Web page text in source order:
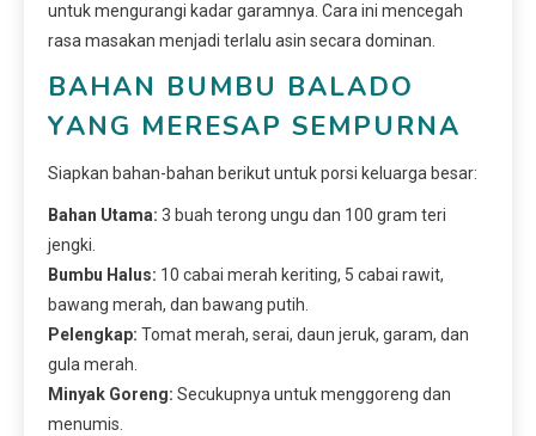
untuk mengurangi kadar garamnya. Cara ini mencegah
rasa masakan menjadi terlalu asin secara dominan.
BAHAN BUMBU BALADO
YANG MERESAP SEMPURNA
Siapkan bahan-bahan berikut untuk porsi keluarga besar:
Bahan Utama: 3 buah terong ungu dan 100 gram teri
jengki.
Bumbu Halus: 10 cabai merah keriting, 5 cabai rawit,
bawang merah, dan bawang putih.
Pelengkap: Tomat merah, serai, daun jeruk, garam, dan
gula merah.
Minyak Goreng: Secukupnya untuk menggoreng dan
menumis.